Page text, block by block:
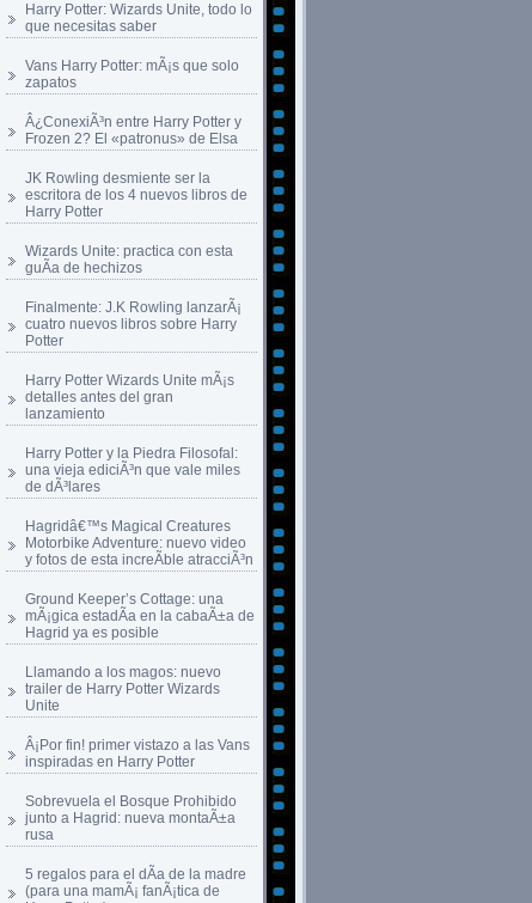
Harry Potter: Wizards Unite, todo lo
que necesitas saber
Vans Harry Potter: mÃ¡s que solo
zapatos
Â¿ConexiÃ³n entre Harry Potter y
Frozen 2? El «patronus» de Elsa
JK Rowling desmiente ser la
escritora de los 4 nuevos libros de
Harry Potter
Wizards Unite: practica con esta
guÃ­a de hechizos
Finalmente: J.K Rowling lanzarÃ¡
cuatro nuevos libros sobre Harry
Potter
Harry Potter Wizards Unite mÃ¡s
detalles antes del gran
lanzamiento
Harry Potter y la Piedra Filosofal:
una vieja ediciÃ³n que vale miles
de dÃ³lares
Hagridâ€™s Magical Creatures
Motorbike Adventure: nuevo video
y fotos de esta increÃ­ble atracciÃ³n
Ground Keeper’s Cottage: una
mÃ¡gica estadÃ­a en la cabaÃ±a de
Hagrid ya es posible
Llamando a los magos: nuevo
trailer de Harry Potter Wizards
Unite
Â¡Por fin! primer vistazo a las Vans
inspiradas en Harry Potter
Sobrevuela el Bosque Prohibido
junto a Hagrid: nueva montaÃ±a
rusa
5 regalos para el dÃ­a de la madre
(para una mamÃ¡ fanÃ¡tica de